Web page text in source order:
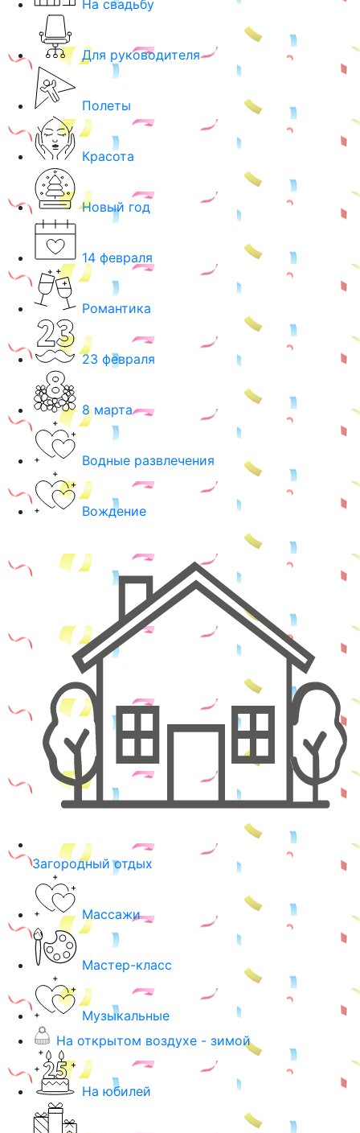
На свадьбу
Для руководителя
Полеты
Красота
Новый год
14 февраля
Романтика
23 февраля
8 марта
Водные развлечения
Вождение
Загородный отдых
Массажи
Мастер-класс
Музыкальные
На открытом воздухе - зимой
На юбилей